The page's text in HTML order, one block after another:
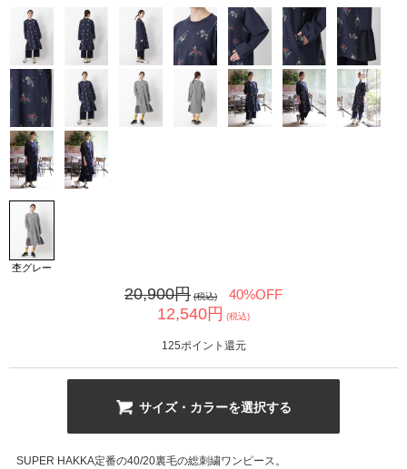
販サイト
杢グレー
20,900円 (税込) 40%OFF
12,540円 (税込)
125ポイント還元
サイズ・カラーを選択する
SUPER HAKKA定番の40/20裏毛の総刺繍ワンピース。